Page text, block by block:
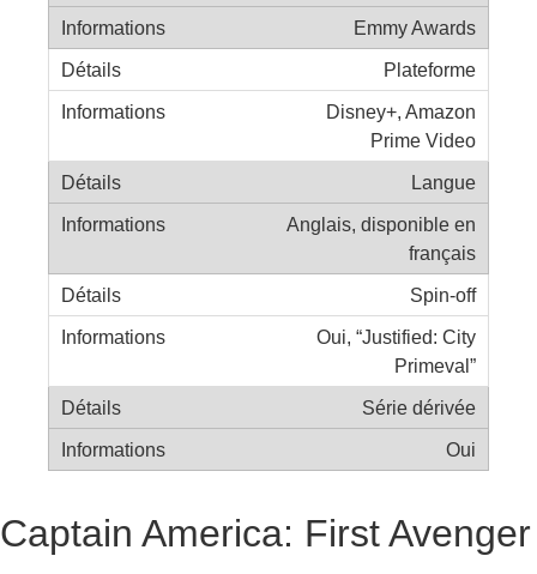
Emmy Awards
Plateforme
Disney+, Amazon
Prime Video
Langue
Anglais, disponible en
français
Spin-off
Oui, “Justified: City
Primeval”
Série dérivée
Oui
Captain America: First Avenger